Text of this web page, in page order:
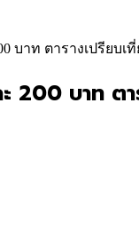
บาท ตารางเปรียบเ
บาท ตา